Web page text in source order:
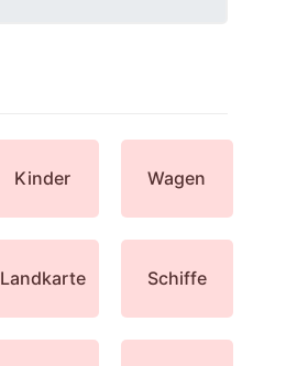
Kinder Wagen
Landkarte Schiffe